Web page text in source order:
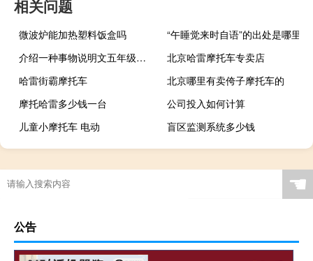
相关问题
微波炉能加热塑料饭盒吗
“午睡觉来时自语”的出处是哪里
介绍一种事物说明文五年级上册400字（介绍一种事物说明文五年级）
北京哈雷摩托车专卖店
哈雷街霸摩托车
北京哪里有卖侉子摩托车的
摩托哈雷多少钱一台
公司投入如何计算
儿童小摩托车 电动
盲区监测系统多少钱
☚
公告